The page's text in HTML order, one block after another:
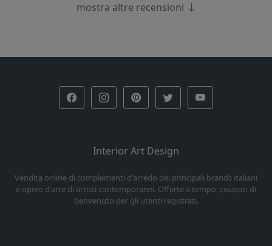
mostra altre recensioni
Interior Art Design
Vendita online di complementi d'arredo dei principali brands italiani
e opere d'arte di artisti contemporanei. Offerte a tempo, coupon di
benvenuto per gli utenti registrati.